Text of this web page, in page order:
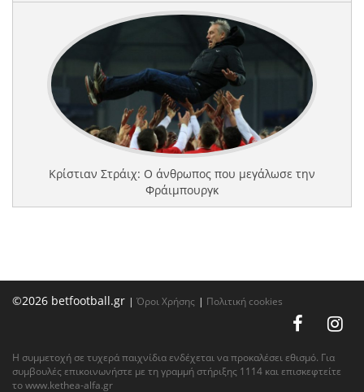
Κρίστιαν Στράιχ: Ο άνθρωπος που μεγάλωσε την
Φράιμπουργκ
©2026 betfootball.gr | Όροι Χρήσης | Πολιτική cookies
Η συμμετοχή σε τυχερά παιχνίδια ενδέχεται να προκαλέσει εθισμό. Για
συμβουλές επικοινωνήστε με τη γραμμή στήριξης 1114 και επισκεφτείτε
τοwww.kethea-alfa.gr